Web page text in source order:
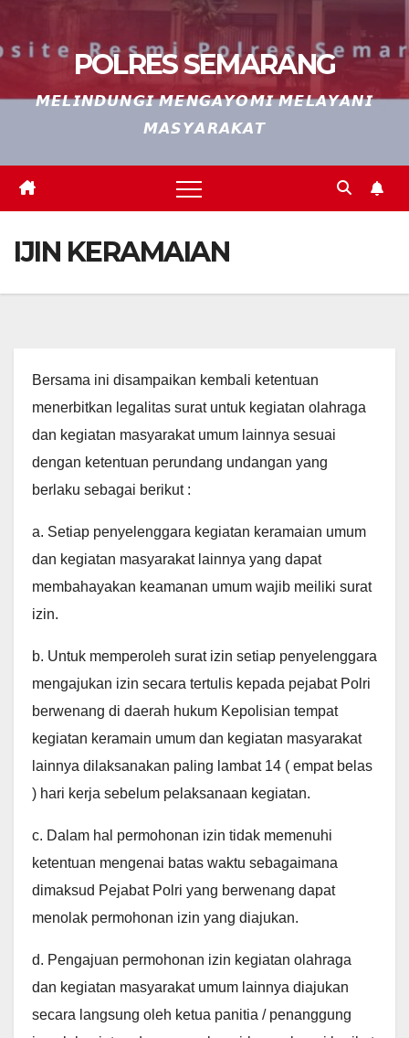
POLRES SEMARANG
𝙈𝙀𝙇𝙄𝙉𝘿𝙐𝙉𝙂𝙄 𝙈𝙀𝙉𝙂𝘼𝙔𝙊𝙈𝙄 𝙈𝙀𝙇𝘼𝙔𝘼𝙉𝙄
𝙈𝘼𝙎𝙔𝘼𝙍𝘼𝙆𝘼𝙏
IJIN KERAMAIAN
Bersama ini disampaikan kembali ketentuan
menerbitkan legalitas surat untuk kegiatan olahraga
dan kegiatan masyarakat umum lainnya sesuai
dengan ketentuan perundang undangan yang
berlaku sebagai berikut :
a. Setiap penyelenggara kegiatan keramaian umum
dan kegiatan masyarakat lainnya yang dapat
membahayakan keamanan umum wajib meiliki surat
izin.
b. Untuk memperoleh surat izin setiap penyelenggara
mengajukan izin secara tertulis kepada pejabat Polri
berwenang di daerah hukum Kepolisian tempat
kegiatan keramain umum dan kegiatan masyarakat
lainnya dilaksanakan paling lambat 14 ( empat belas
) hari kerja sebelum pelaksanaan kegiatan.
c. Dalam hal permohonan izin tidak memenuhi
ketentuan mengenai batas waktu sebagaimana
dimaksud Pejabat Polri yang berwenang dapat
menolak permohonan izin yang diajukan.
d. Pengajuan permohonan izin kegiatan olahraga
dan kegiatan masyarakat umum lainnya diajukan
secara langsung oleh ketua panitia / penanggung